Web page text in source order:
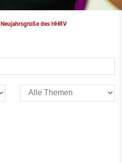
Neujahrsgrüße des HHRV